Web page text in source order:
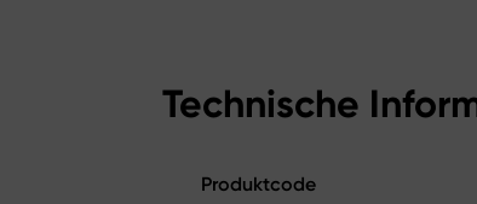
Technische
Produktcode